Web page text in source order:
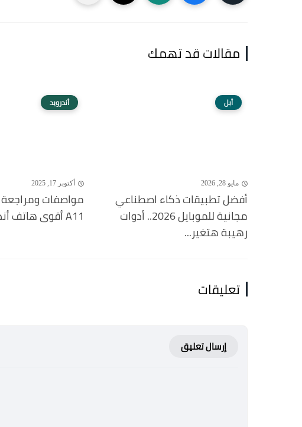
مقالات قد تهمك
أبل
مايو 28, 2026
أفضل تطبيقات ذكاء اصطناعي
مجانية للموبايل 2026.. أدوات
رهيبة هتغير...
أندرويد
أكتوبر 17, 2025
A11 أقوى هاتف أندرويد 2025
تعليقات
إرسال تعليق